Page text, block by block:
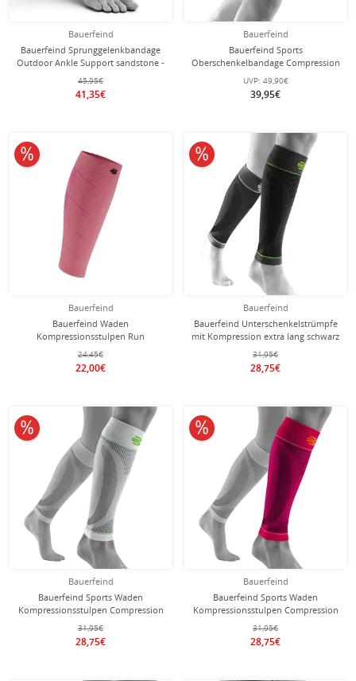
Bauerfeind
Bauerfeind Sprunggelenkbandage
Outdoor Ankle Support sandstone -
1 Stück
45,95€
41,35€
Bauerfeind
Bauerfeind Sports
Oberschenkelbandage Compression
Sleeves Upper Leg Long - riverablau
- 2 Stück
UVP: 49,90€
39,95€
Bauerfeind
Bauerfeind Waden
Kompressionsstulpen Run
Compression Sleeves koralpink
Damen - 2 Stück
24,45€
22,00€
10% reduziert
Bauerfeind
Bauerfeind Unterschenkelstrümpfe
mit Kompression extra lang schwarz
- 1 Paar
31,95€
28,75€
10% reduziert
Bauerfeind
Bauerfeind Sports Waden
Kompressionsstulpen Compression
Lower Leg Sleeves Long weiss - 2
Stück
31,95€
28,75€
10% reduziert
Bauerfeind
Bauerfeind Sports Waden
Kompressionsstulpen Compression
Lower Leg Sleeves Long pink - 2
Stück
31,95€
28,75€
10% reduziert